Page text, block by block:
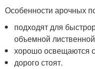
Особенности арочных
подходят для
объемной
хорошо освещаются
дорого стоят.